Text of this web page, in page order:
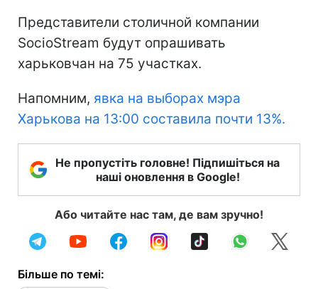
Представители столичной компании
SocioStream будут опрашивать
харьковчан на 75 участках.
Напомним, явка на выборах мэра
Харькова на 13:00 составила почти 13%.
Не пропустіть головне! Підпишіться на
наші оновлення в Google!
Або читайте нас там, де вам зручно!
Більше по темі: